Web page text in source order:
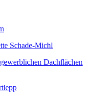
Schade-Michl
Dachflächen